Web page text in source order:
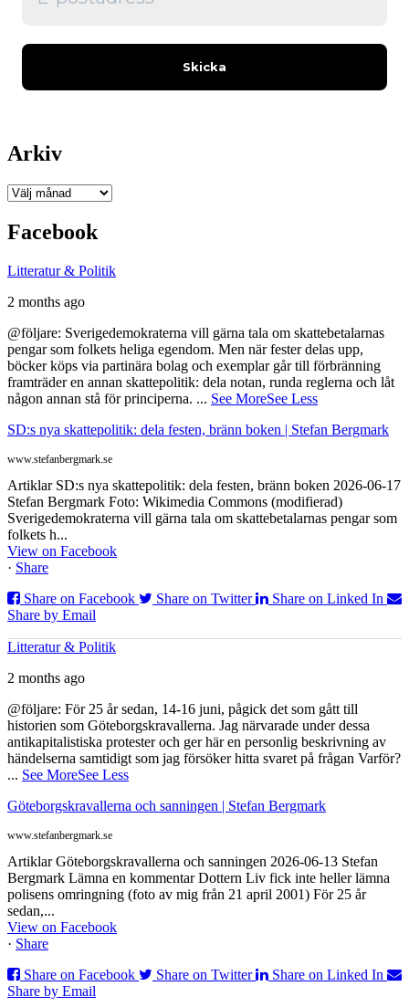
Arkiv
Arkiv
Facebook
Litteratur & Politik
2 months ago
@följare: Sverigedemokraterna vill gärna tala om skattebetalarnas
pengar som folkets heliga egendom. Men när fester delas upp,
böcker köps via partinära bolag och exemplar går till förbränning
framträder en annan skattepolitik: dela notan, runda reglerna och låt
någon annan stå för principerna. ... See MoreSee Less
SD:s nya skattepolitik: dela festen, bränn boken | Stefan Bergmark
www.stefanbergmark.se
Artiklar SD:s nya skattepolitik: dela festen, bränn boken 2026-06-17
Stefan Bergmark Foto: Wikimedia Commons (modifierad)
Sverigedemokraterna vill gärna tala om skattebetalarnas pengar som
folkets h...
View on Facebook
· Share
Share on Facebook
Share on Twitter
Share on Linked In
Share by Email
Litteratur & Politik
2 months ago
@följare: För 25 år sedan, 14-16 juni, pågick det som gått till
historien som Göteborgskravallerna. Jag närvarade under dessa
antikapitalistiska protester och ger här en personlig beskrivning av
händelserna samtidigt som jag försöker hitta svaret på frågan Varför?
... See MoreSee Less
Göteborgskravallerna och sanningen | Stefan Bergmark
www.stefanbergmark.se
Artiklar Göteborgskravallerna och sanningen 2026-06-13 Stefan
Bergmark Lämna en kommentar Dottern Liv fick inte heller lämna
polisens omringning (foto av mig från 21 april 2001) För 25 år
sedan,...
View on Facebook
· Share
Share on Facebook
Share on Twitter
Share on Linked In
Share by Email